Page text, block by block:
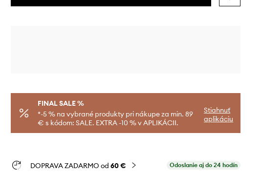
FINAL SALE %
*-5 % na vybrané produkty pri nákupe za min. 89
€ s kódom: SALE. EXTRA -10 % v APLIKÁCII.
Stiahnuť
aplikáciu
DOPRAVA ZADARMO od 60 € Odoslanie aj do 24 hodín